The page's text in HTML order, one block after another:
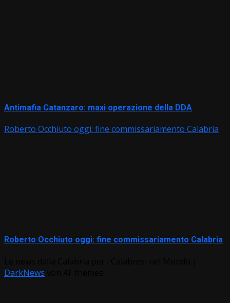
Antimafia Catanzaro: maxi operazione della DDA
Roberto Occhiuto oggi: fine commissariamento Calabria
Roberto Occhiuto oggi: fine commissariamento Calabria
DarkNews